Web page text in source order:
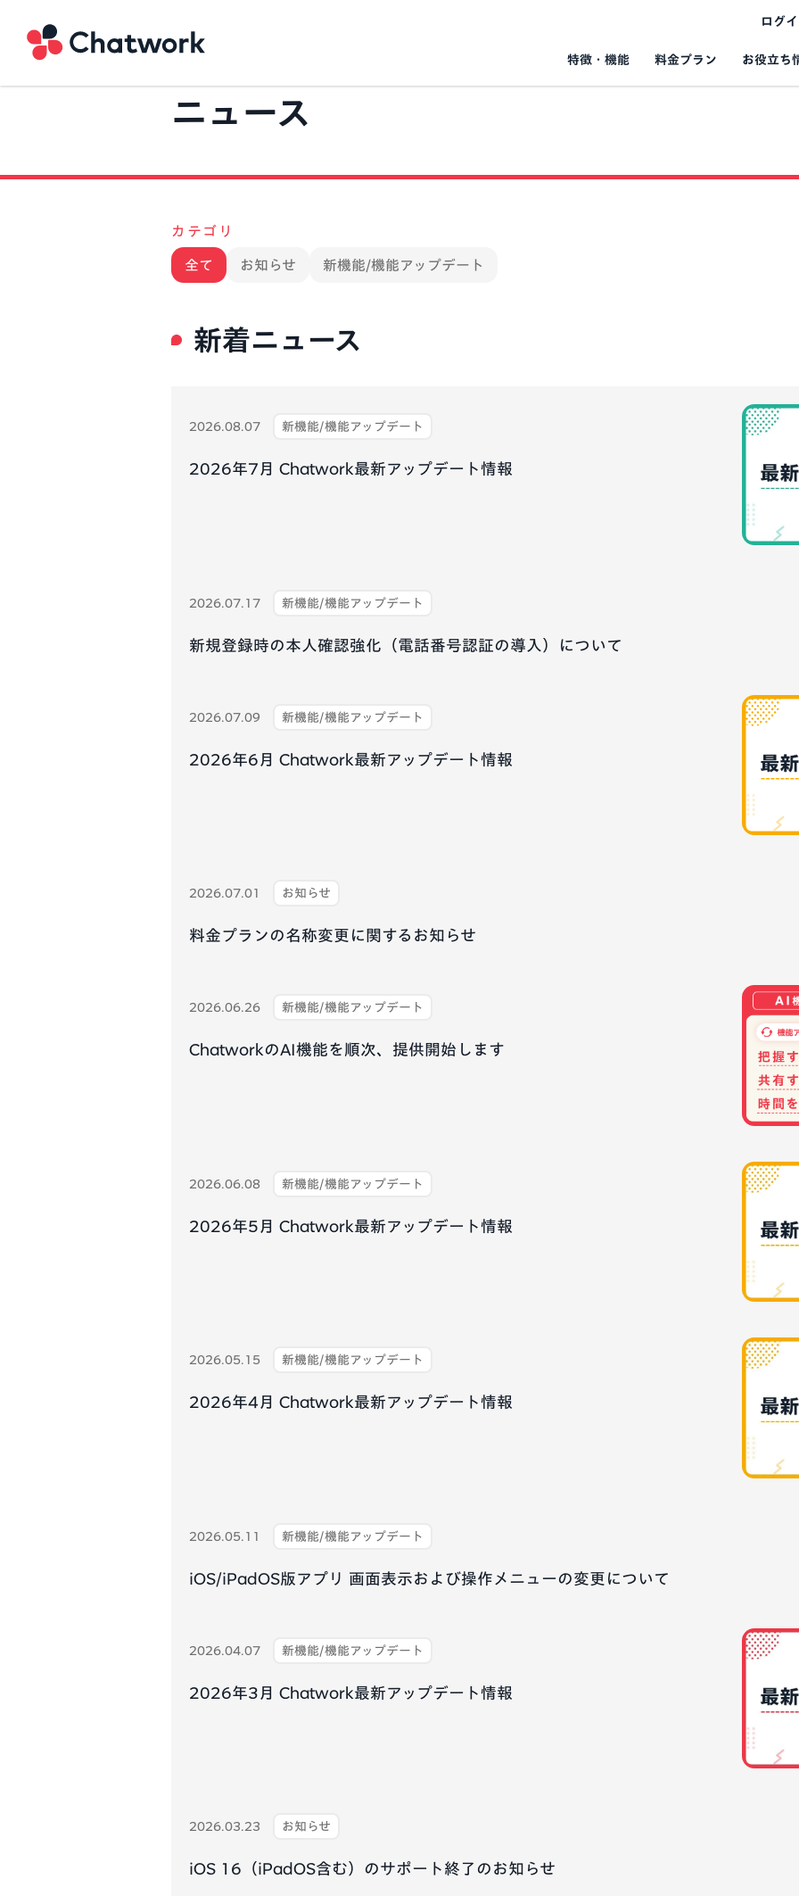
特徴・機能 料金プラン お役立ち
ログ
ニュース
カテゴリ
全て お知らせ 新機能/機能アップデート
新着ニュース
2026.08.07 新機能/機能アップデート
2026年7月 Chatwork最新アップデート情報
2026.07.17 新機能/機能アップデート
新規登録時の本人確認強化（電話番号認証の導入）について
2026.07.09 新機能/機能アップデート
2026年6月 Chatwork最新アップデート情報
2026.07.01 お知らせ
料金プランの名称変更に関するお知らせ
2026.06.26 新機能/機能アップデート
ChatworkのAI機能を順次、提供開始します
2026.06.08 新機能/機能アップデート
2026年5月 Chatwork最新アップデート情報
2026.05.15 新機能/機能アップデート
2026年4月 Chatwork最新アップデート情報
2026.05.11 新機能/機能アップデート
iOS/iPadOS版アプリ 画面表示および操作メニューの変更について
2026.04.07 新機能/機能アップデート
2026年3月 Chatwork最新アップデート情報
2026.03.23 お知らせ
iOS 16（iPadOS含む）のサポート終了のお知らせ